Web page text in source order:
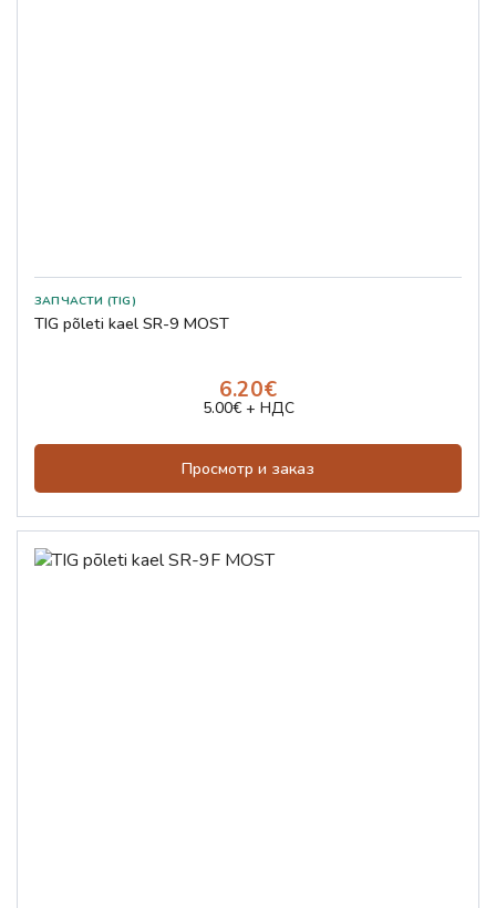
ЗАПЧАСТИ (TIG)
TIG põleti kael SR-9 MOST
6.20€
5.00€ + НДС
Просмотр и заказ